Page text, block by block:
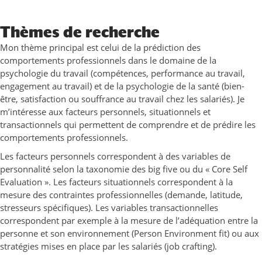
Thèmes de recherche
Mon thème principal est celui de la prédiction des
comportements professionnels dans le domaine de la
psychologie du travail (compétences, performance au travail,
engagement au travail) et de la psychologie de la santé (bien-
être, satisfaction ou souffrance au travail chez les salariés). Je
m’intéresse aux facteurs personnels, situationnels et
transactionnels qui permettent de comprendre et de prédire les
comportements professionnels.
Les facteurs personnels correspondent à des variables de
personnalité selon la taxonomie des big five ou du « Core Self
Evaluation ». Les facteurs situationnels correspondent à la
mesure des contraintes professionnelles (demande, latitude,
stresseurs spécifiques). Les variables transactionnelles
correspondent par exemple à la mesure de l’adéquation entre la
personne et son environnement (Person Environment fit) ou aux
stratégies mises en place par les salariés (job crafting).